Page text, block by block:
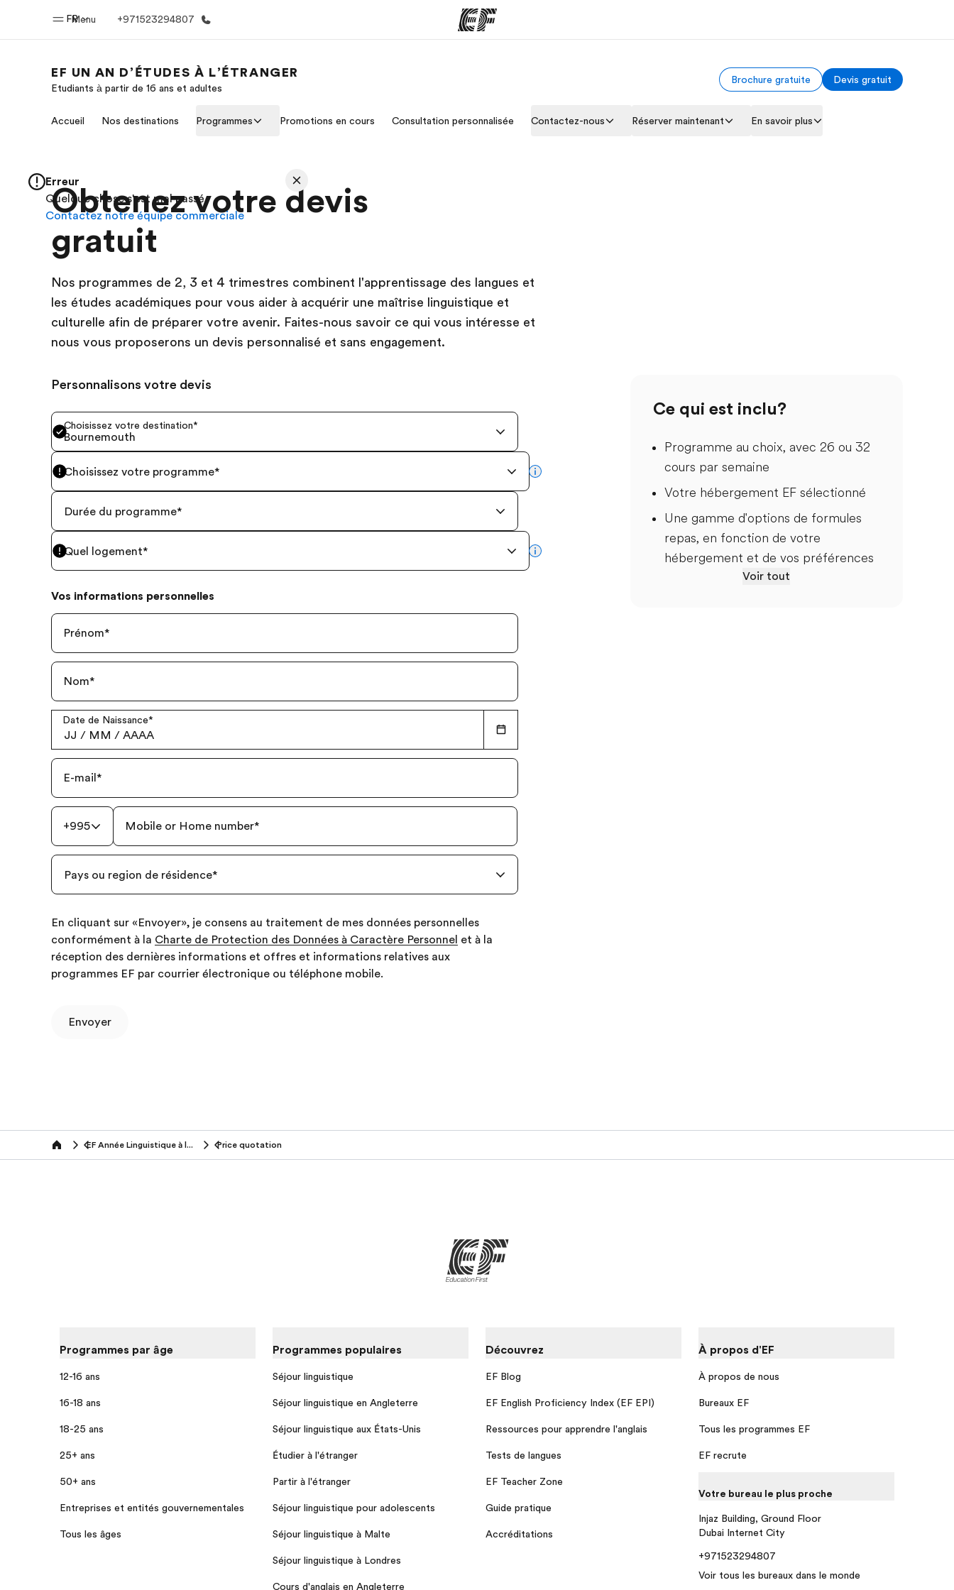
Menu
FR +971523294807
Bienvenue chez EF Nos offres Trouver un bureau Qui sommes-nous ? Rejoignez nos équipes
EF UN AN D’ÉTUDES À L’ÉTRANGER
Etudiants à partir de 16 ans et adultes
Brochure gratuite Devis gratuit
Accueil Nos destinations Programmes Promotions en cours Consultation personnalisée Contactez-nous Réserver maintenant En savoir plus
Obtenez votre devis
gratuit
Nos programmes de 2, 3 et 4 trimestres combinent l'apprentissage des langues et
les études académiques pour vous aider à acquérir une maîtrise linguistique et
culturelle afin de préparer votre avenir. Faites-nous savoir ce qui vous intéresse et
nous vous proposerons un devis personnalisé et sans engagement.
Personnalisons votre devis
Choisissez votre destination*
Bournemouth
Choisissez votre programme* more info
Durée du programme*
Quel logement* more info
Vos informations personnelles
Prénom*
Nom*
Date de Naissance*
JJ / MM / AAAA
E-mail *
+995 Mobile or Home number*
Pays ou region de résidence*
En cliquant sur «Envoyer», je consens au traitement de mes données personnelles
conformément à la Charte de Protection des Données à Caractère Personnel et à la
réception des dernières informations et offres et informations relatives aux
programmes EF par courrier électronique ou téléphone mobile.
Envoyer
Ce qui est inclu?
Programme au choix, avec 26 ou 32
cours par semaine
Votre hébergement EF sélectionné
Une gamme d'options de formules
repas, en fonction de votre
hébergement et de vos préférences
Voir tout
Home EF Année Linguistique à l'Etranger Price quotation
Programmes par âge
12-16 ans
16-18 ans
18-25 ans
25+ ans
50+ ans
Entreprises et entités gouvernementales
Tous les âges
Programmes populaires
Séjour linguistique
Séjour linguistique en Angleterre
Séjour linguistique aux États-Unis
Étudier à l'étranger
Partir à l'étranger
Séjour linguistique pour adolescents
Séjour linguistique à Malte
Séjour linguistique à Londres
Cours d'anglais en Angleterre
Découvrez
EF Blog
EF English Proficiency Index (EF EPI)
Ressources pour apprendre l'anglais
Tests de langues
EF Teacher Zone
Guide pratique
Accréditations
À propos d'EF
À propos de nous
Bureaux EF
Tous les programmes EF
EF recrute
Votre bureau le plus proche
Injaz Building, Ground Floor
Dubai Internet City
+971523294807
Voir tous les bureaux dans le monde
Erreur
Quelque chose s'est mal passé
Contactez notre équipe commerciale